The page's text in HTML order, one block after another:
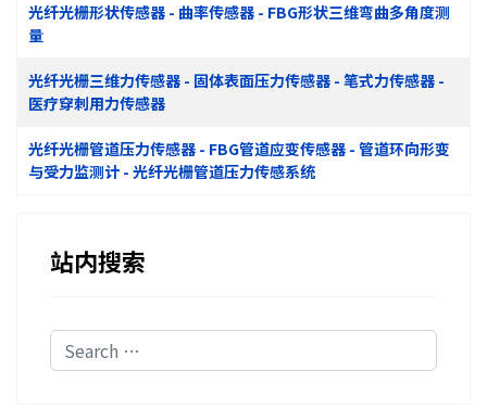
光纤光栅形状传感器 - 曲率传感器 - FBG形状三维弯曲多角度测
量
光纤光栅三维力传感器 - 固体表面压力传感器 - 笔式力传感器 -
医疗穿刺用力传感器
光纤光栅管道压力传感器 - FBG管道应变传感器 - 管道环向形变
与受力监测计 - 光纤光栅管道压力传感系统
站内搜索
Search